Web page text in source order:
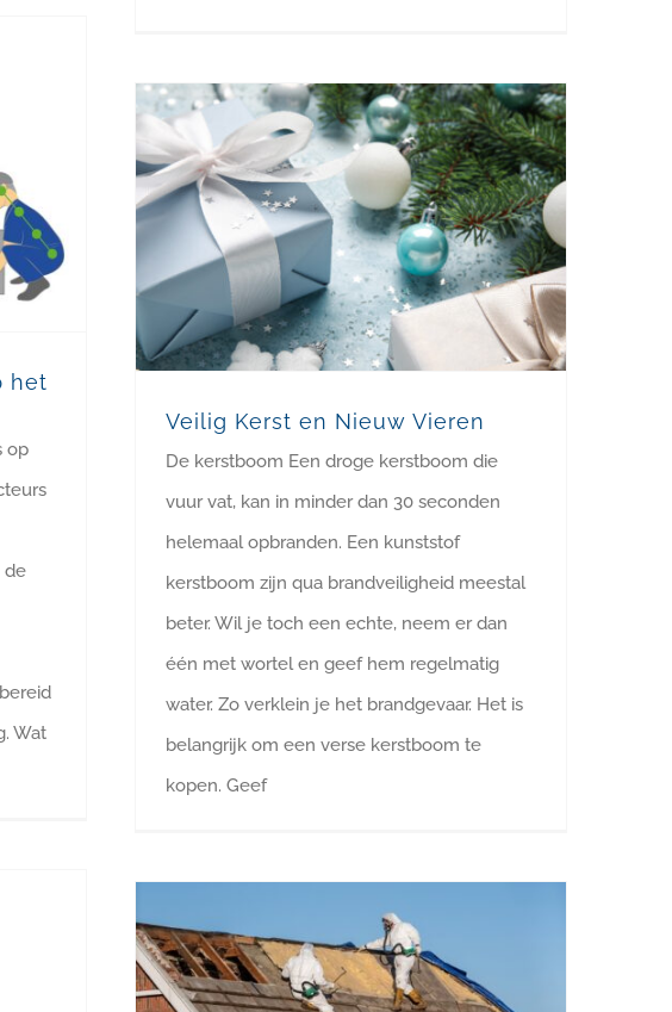
het
op
de
Wat
Veilig Kerst en Nieuw Vieren
De kerstboom Een droge kerstboom die
vuur vat, kan in minder dan 30 seconden
helemaal opbranden. Een kunststof
kerstboom zijn qua brandveiligheid meestal
beter. Wil je toch een echte, neem er dan
één met wortel en geef hem regelmatig
water. Zo verklein je het brandgevaar. Het is
belangrijk om een verse kerstboom te
kopen. Geef